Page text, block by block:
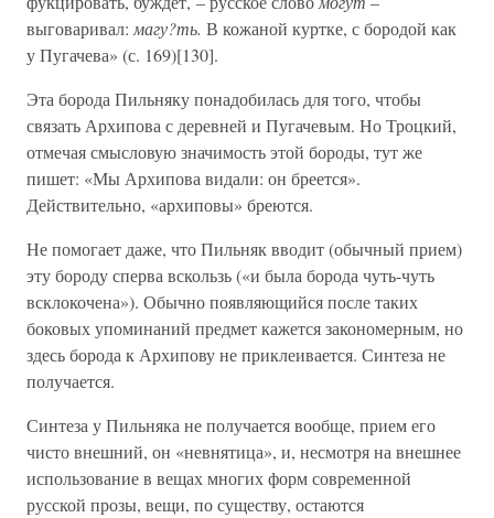
выговаривал: магу?ть. В кожаной куртке, с бородой как
у Пугачева» (с. 169)[130].
Эта борода Пильняку понадобилась для того, чтобы
связать Архипова с деревней и Пугачевым. Но Троцкий,
отмечая смысловую значимость этой бороды, тут же
пишет: «Мы Архипова видали: он бреется».
Действительно, «архиповы» бреются.
Не помогает даже, что Пильняк вводит (обычный прием)
эту бороду сперва вскользь («и была борода чуть-чуть
всклокочена»). Обычно появляющийся после таких
боковых упоминаний предмет кажется закономерным, но
здесь борода к Архипову не приклеивается. Синтеза не
получается.
Синтеза у Пильняка не получается вообще, прием его
чисто внешний, он «невнятица», и, несмотря на внешнее
использование в вещах многих форм современной
русской прозы, вещи, по существу, остаются